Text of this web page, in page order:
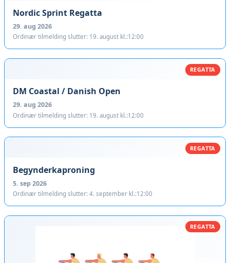
Nordic Sprint Regatta
29. aug 2026
Ordinær tilmelding slutter: 19. august kl.:12:00
REGATTA
DM Coastal / Danish Open
29. aug 2026
Ordinær tilmelding slutter: 19. august kl.:12:00
REGATTA
Begynderkaproning
5. sep 2026
Ordinær tilmelding slutter: 4. september kl.:12:00
REGATTA